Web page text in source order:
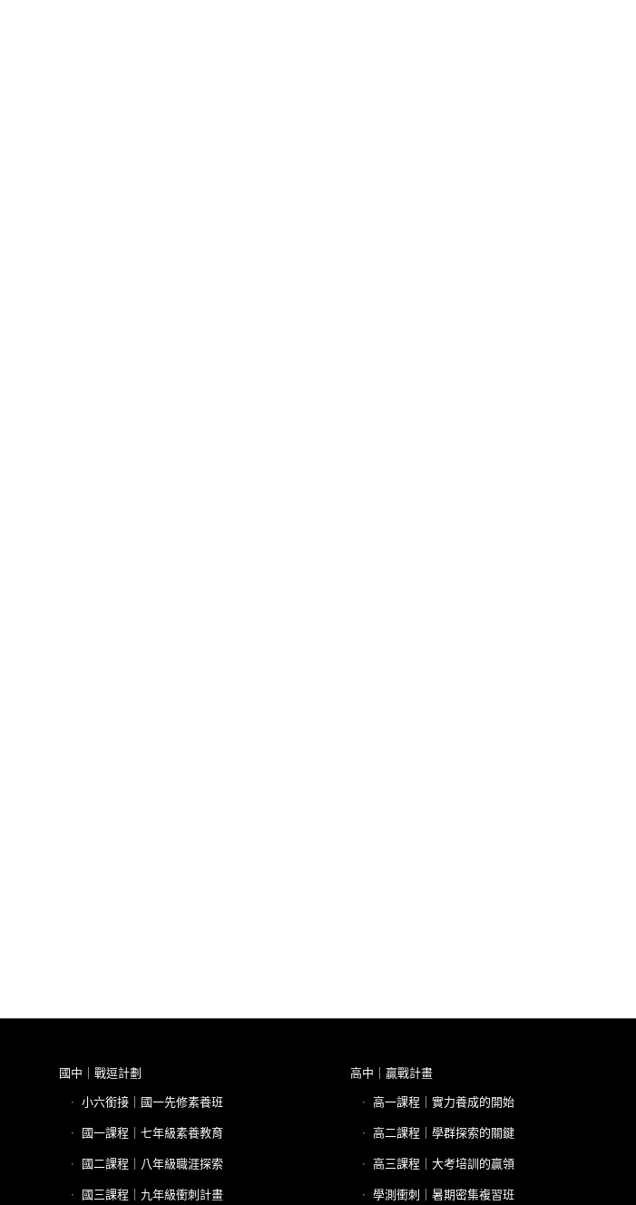
國中｜戰逗計劃
小六銜接｜國一先修素養班
國一課程｜七年級素養教育
國二課程｜八年級職涯探索
國三課程｜九年級衝刺計畫
高中｜贏戰計畫
高一課程｜實力養成的開始
高二課程｜學群探索的關鍵
高三課程｜大考培訓的贏領
學測衝刺｜暑期密集複習班